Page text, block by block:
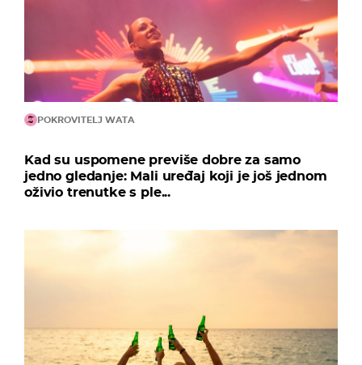
POKROVITELJ WATA
Kad su uspomene previše dobre za samo
jedno gledanje: Mali uređaj koji je još jednom
oživio trenutke s ple...